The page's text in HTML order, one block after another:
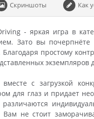
Скриншоты Как
- яркая игра в
Зато вы почерпнёте
простому
с загрузкой
для глаз и придает
различаются
Вам не стоит